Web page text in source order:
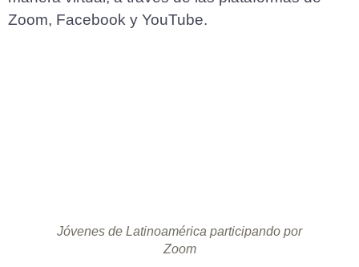
Zoom, Facebook y YouTube.
Jóvenes de Latinoamérica participando por
Zoom